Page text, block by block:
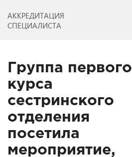
АККРЕДИТАЦИЯ
СПЕЦИАЛИСТА
Группа первого
курса
сестринского
отделения
посетила
мероприятие,